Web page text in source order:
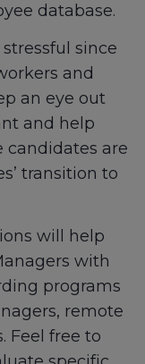
database.
since
and
an eye out
and help
candidates are
transition to
will help
with
programs
remote
Feel free to